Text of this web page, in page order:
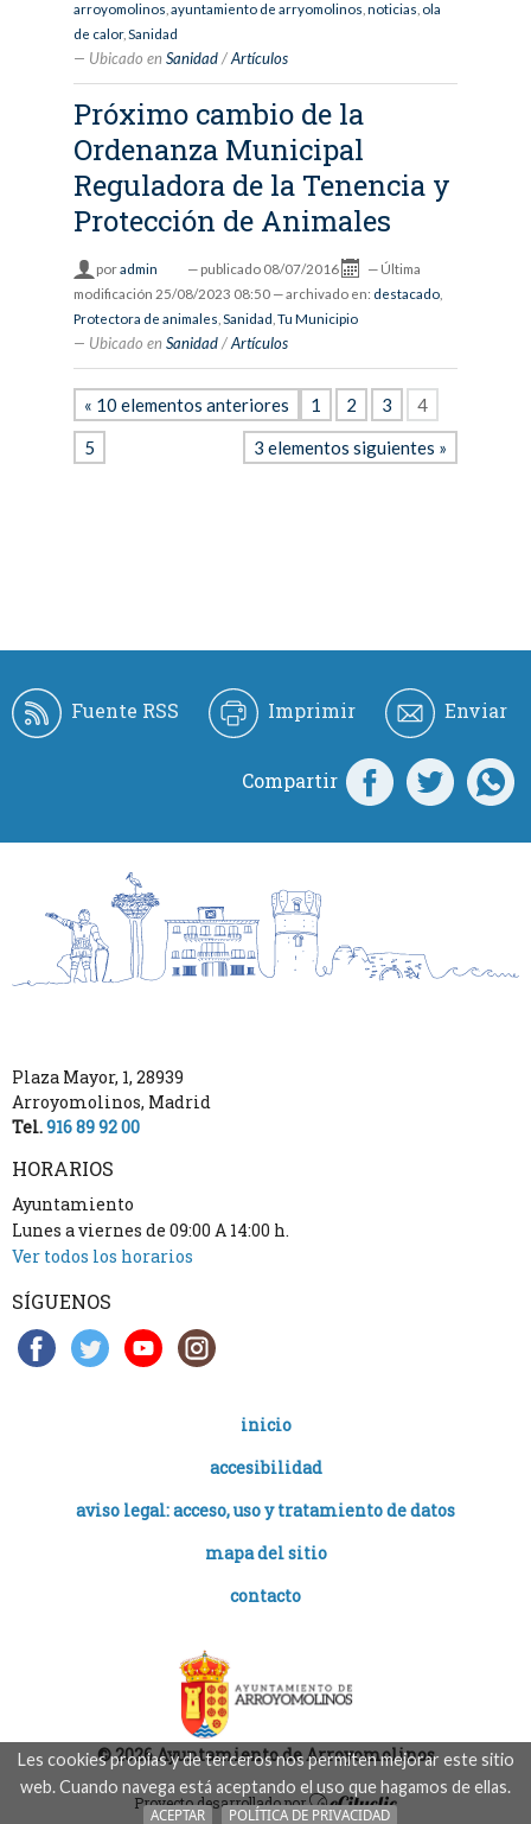
Les cookies propias y de terceros nos permiten mejorar este sitio
web. Cuando navega está aceptando el uso que hagamos de ellas.
ACEPTAR POLÍTICA DE PRIVACIDAD
arroyomolinos ayuntamiento de arryomolinos noticias ola
de calor, Sanidad
Ubicado en Sanidad /Artículos
Próximo cambio de la
Ordenanza Municipal
Reguladora de la Tenencia y
Protección de Animales
poradmin — publicado 08/07/2016 — Última
modificación 25/08/2023 08:50 — archivado en: destacado,
Protectora de animales Sanidad Tu Municipio
Ubicado en Sanidad /Artículos
« 10 elementos anteriores
3 elementos siguientes »
1 2 3
4
5
Fuente RSS Imprimir Enviar
Compartir
Plaza Mayor, 1, 28939
Arroyomolinos, Madrid
Tel.916 89 92 00
HORARIOS
Ayuntamiento
Lunes a viernes de 09:00 A 14:00 h.
Ver todos los horarios
SÍGUENOS
inicio
accesibilidad
aviso legal: acceso, uso y tratamiento de datos
mapa del sitio
contacto
© 2026 Ayuntamiento de Arroyomolinos
Proyecto desarrollado por